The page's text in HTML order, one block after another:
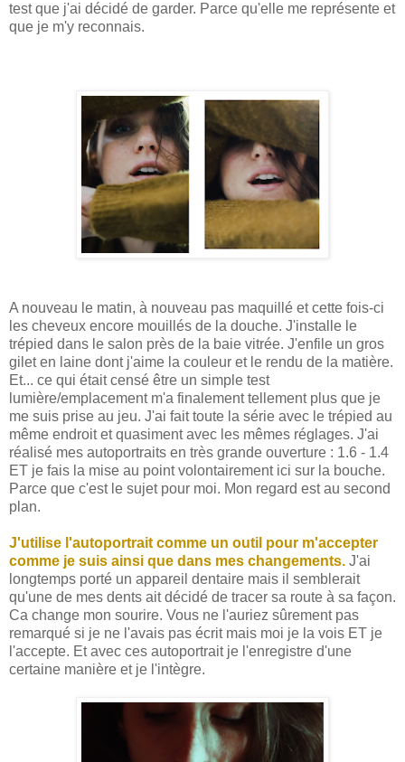
test que j'ai décidé de garder. Parce qu'elle me représente et
que je m'y reconnais.
A nouveau le matin, à nouveau pas maquillé et cette fois-ci
les cheveux encore mouillés de la douche. J'installe le
trépied dans le salon près de la baie vitrée. J'enfile un gros
gilet en laine dont j'aime la couleur et le rendu de la matière.
Et... ce qui était censé être un simple test
lumière/emplacement m'a finalement tellement plus que je
me suis prise au jeu. J'ai fait toute la série avec le trépied au
même endroit et quasiment avec les mêmes réglages. J'ai
réalisé mes autoportraits en très grande ouverture : 1.6 - 1.4
ET je fais la mise au point volontairement ici sur la bouche.
Parce que c'est le sujet pour moi. Mon regard est au second
plan.
J'utilise l'autoportrait comme un outil pour m'accepter
comme je suis ainsi que dans mes changements. J'ai
longtemps porté un appareil dentaire mais il semblerait
qu'une de mes dents ait décidé de tracer sa route à sa façon.
Ca change mon sourire. Vous ne l'auriez sûrement pas
remarqué si je ne l'avais pas écrit mais moi je la vois ET je
l'accepte. Et avec ces autoportrait je l'enregistre d'une
certaine manière et je l'intègre.